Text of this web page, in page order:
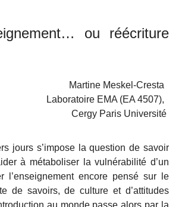
ou réécriture
Martine Meskel-Cresta
Laboratoire EMA (EA 4507),
Cergy Paris Université
jours s’impose la question de savoir
à métaboliser la vulnérabilité d’un
l’enseignement encore pensé sur le
de savoirs, de culture et d’attitudes
au monde passe alors par la